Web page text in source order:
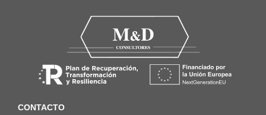
CONTACTO